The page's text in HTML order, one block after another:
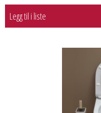
Legg til i liste